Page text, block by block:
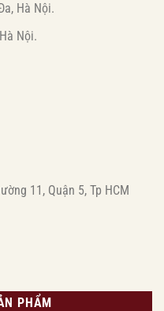
Hà Nội.
Nội.
11, Quận 5, Tp HCM
PHẨM